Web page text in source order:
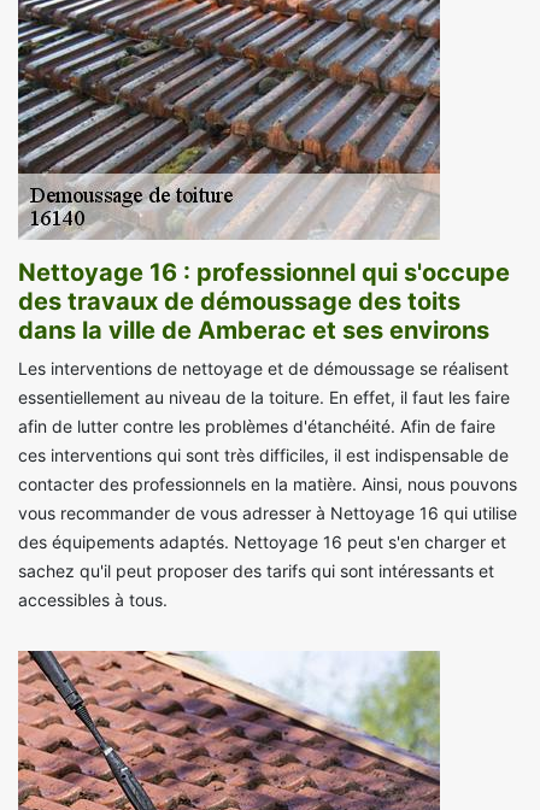
Nettoyage 16 : professionnel qui s'occupe
des travaux de démoussage des toits
dans la ville de Amberac et ses environs
Les interventions de nettoyage et de démoussage se réalisent
essentiellement au niveau de la toiture. En effet, il faut les faire
afin de lutter contre les problèmes d'étanchéité. Afin de faire
ces interventions qui sont très difficiles, il est indispensable de
contacter des professionnels en la matière. Ainsi, nous pouvons
vous recommander de vous adresser à Nettoyage 16 qui utilise
des équipements adaptés. Nettoyage 16 peut s'en charger et
sachez qu'il peut proposer des tarifs qui sont intéressants et
accessibles à tous.